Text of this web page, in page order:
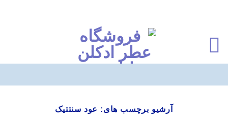
آرشیو برچسب های: عود سنتتیک